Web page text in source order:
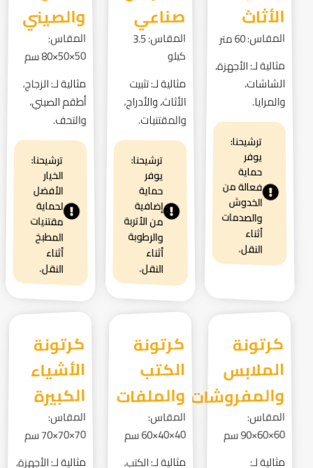
الأثاث
المقاس: 60 متر
مثالية لـ: الأجهزة،
الشاشات،
والمرايا.
ترشيحنا:
يوفر
حماية
فعالة من
الخدوش
والصدمات
أثناء
النقل.
صناعي
المقاس: 3.5
كيلو
مثالية لـ: تثبيت
الأثاث، والأدراج،
والمقتنيات.
ترشيحنا:
يوفر
حماية
إضافية
من الأتربة
والرطوبة
أثناء
النقل.
والصيني
المقاس:
50×50×80 سم
مثالية لـ: الزجاج،
أطقم الصيني،
والتحف.
ترشيحنا:
الخيار
الأفضل
لحماية
مقتنيات
المطبخ
أثناء
النقل.
كرتونة
الملابس
والمفروشات
المقاس:
60×60×90 سم
مثالية لـ:
كرتونة
الكتب
والملفات
المقاس:
40×40×60 سم
مثالية لـ: الكتب،
كرتونة
الأشياء
الكبيرة
المقاس:
70×70×70 سم
مثالية لـ: الأجهزة،